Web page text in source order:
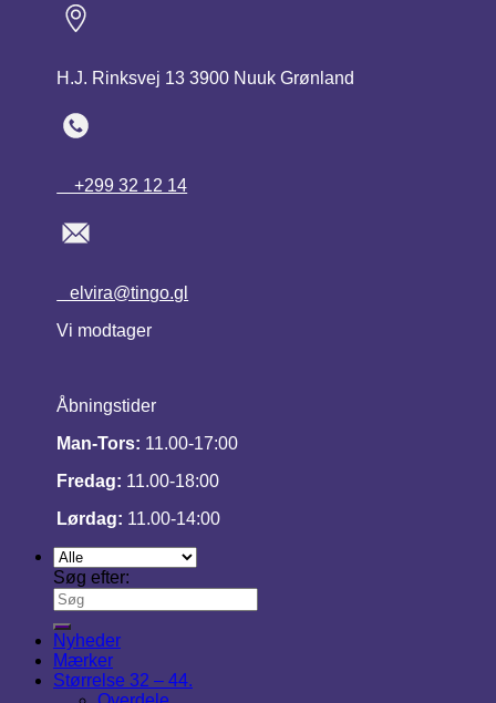
H.J. Rinksvej 13 3900 Nuuk Grønland
+299 32 12 14
elvira@tingo.gl
Vi modtager
Åbningstider
Man-Tors: 11.00-17:00
Fredag: 11.00-18:00
Lørdag: 11.00-14:00
Søg efter:
Nyheder
Mærker
Størrelse 32 – 44.